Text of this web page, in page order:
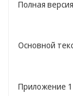
Полная
Основной
Приложение 1